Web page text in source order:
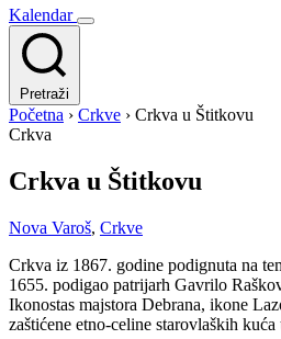
Kalendar
Pretraži
Početna › Crkve › Crkva u Štitkovu
Crkva
Crkva u Štitkovu
Nova Varoš, Crkve
Crkva iz 1867. godine podignuta na
1655. podigao patrijarh Gavrilo
Ikonostas majstora Debrana, ikone
zaštićene etno-celine starovlaških